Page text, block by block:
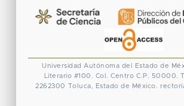
Universidad Autónoma del Estado de
Literario #100. Col. Centro C.P. 50000.
2262300 Toluca, Estado de México.